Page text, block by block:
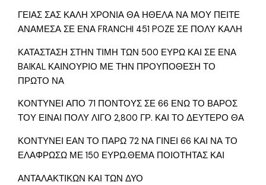
ΓΕΙΑΣ ΣΑΣ ΚΑΛΗ ΧΡΟΝΙΑ ΘΑ ΗΘΕΛΑ ΝΑ ΜΟΥ ΠΕΙΤΕ
ΑΝΑΜΕΣΑ ΣΕ ΕΝΑ FRANCHI 451 POZE ΣΕ ΠΟΛΥ ΚΑΛΗ
ΚΑΤΑΣΤΑΣΗ ΣΤΗΝ ΤΙΜΗ ΤΩΝ 500 ΕΥΡΩ ΚΑΙ ΣΕ ΕΝΑ
BAIKAL ΚΑΙΝΟΥΡΙΟ ΜΕ ΤΗΝ ΠΡΟΥΠΟΘΕΣΗ ΤΟ
ΠΡΩΤΟ ΝΑ
ΚΟΝΤΥΝΕΙ ΑΠΟ 71 ΠΟΝΤΟΥΣ ΣΕ 66 ΕΝΩ ΤΟ ΒΑΡΟΣ
ΤΟΥ ΕΙΝΑΙ ΠΟΛΥ ΛΙΓΟ 2,800 ΓΡ. ΚΑΙ ΤΟ ΔΕΥΤΕΡΟ ΘΑ
ΚΟΝΤΥΝΕΙ ΕΑΝ ΤΟ ΠΑΡΩ 72 ΝΑ ΓΙΝΕΙ 66 ΚΑΙ ΝΑ ΤΟ
ΕΛΑΦΡΩΣΩ ΜΕ 150 ΕΥΡΩ.ΘΕΜΑ ΠΟΙΟΤΗΤΑΣ ΚΑΙ
ΑΝΤΑΛΑΚΤΙΚΩΝ ΚΑΙ ΤΩΝ ΔΥΟ